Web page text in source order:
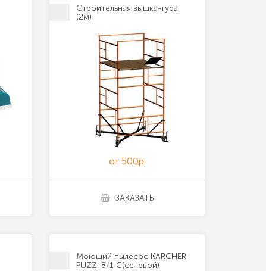
Строительная вышка-тура
(2м)
от 500р.
ЗАКАЗАТЬ
Моющий пылесос KARCHER
PUZZI 8/1 С(сетевой)